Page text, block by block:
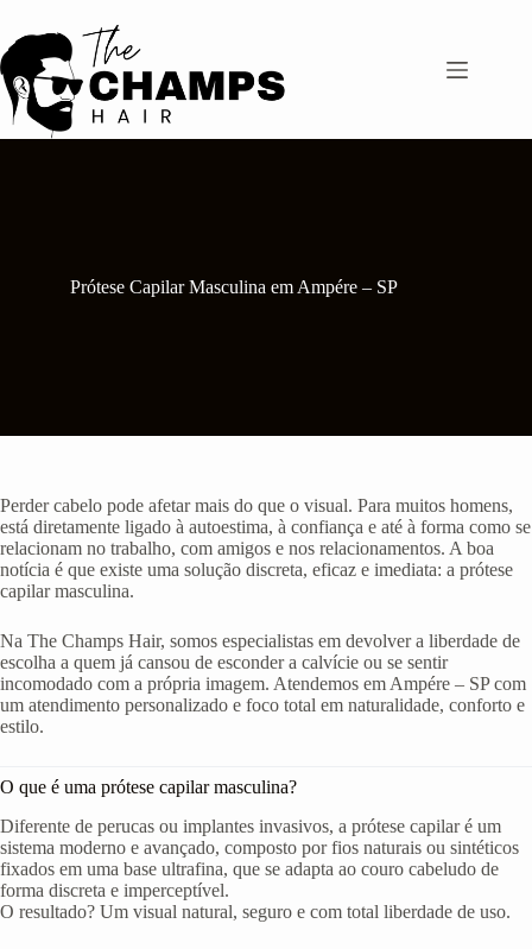
para
o
conteúdo
Prótese Capilar Masculina em Ampére – SP
Perder cabelo pode afetar mais do que o visual. Para muitos homens,
está diretamente ligado à autoestima, à confiança e até à forma como se
relacionam no trabalho, com amigos e nos relacionamentos. A boa
notícia é que existe uma solução discreta, eficaz e imediata: a prótese
capilar masculina.
Na The Champs Hair, somos especialistas em devolver a liberdade de
escolha a quem já cansou de esconder a calvície ou se sentir
incomodado com a própria imagem. Atendemos em Ampére – SP com
um atendimento personalizado e foco total em naturalidade, conforto e
estilo.
O que é uma prótese capilar masculina?
Diferente de perucas ou implantes invasivos, a prótese capilar é um
sistema moderno e avançado, composto por fios naturais ou sintéticos
fixados em uma base ultrafina, que se adapta ao couro cabeludo de
forma discreta e imperceptível.
O resultado? Um visual natural, seguro e com total liberdade de uso.